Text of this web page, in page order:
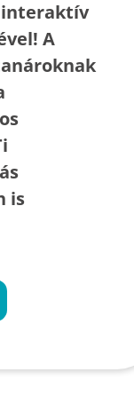
interaktív
A
is